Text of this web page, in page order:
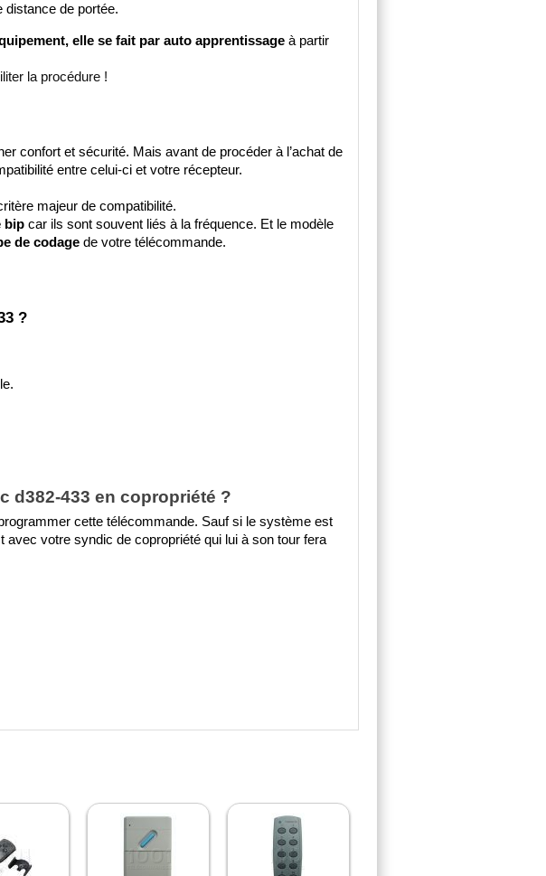
distance de portée.
elle se fait par auto apprentissage à partir
la procédure !
confort et sécurité. Mais avant de procéder à l’achat de
entre celui-ci et votre récepteur.
majeur de compatibilité.
bip car ils sont souvent liés à la fréquence. Et le modèle
de codage de votre télécommande.
?
d382-433 en copropriété ?
cette télécommande. Sauf si le système est
avec votre syndic de copropriété qui lui à son tour fera